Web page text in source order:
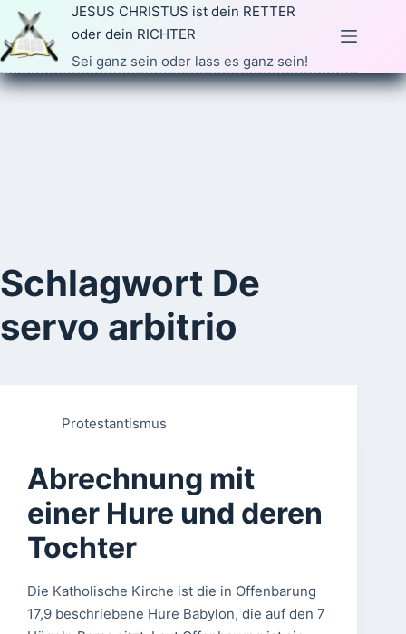
Zum
Inhalt
springen
JESUS CHRISTUS ist dein RETTER
oder dein RICHTER
Sei ganz sein oder lass es ganz sein!
Schlagwort De
servo arbitrio
Protestantismus
Abrechnung mit
einer Hure und deren
Tochter
Die Katholische Kirche ist die in Offenbarung
17,9 beschriebene Hure Babylon, die auf den 7